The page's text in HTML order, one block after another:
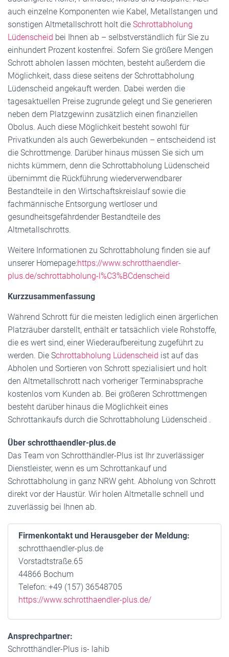
auch einzelne Komponenten wie Kabel, Metallstangen und
sonstigen Altmetallschrott holt die Schrottabholung
Lüdenscheid bei Ihnen ab – selbstverständlich für Sie zu
einhundert Prozent kostenfrei. Sofern Sie größere Mengen
Schrott abholen lassen möchten, besteht außerdem die
Möglichkeit, dass diese seitens der Schrottabholung
Lüdenscheid angekauft werden. Dabei werden die
tagesaktuellen Preise zugrunde gelegt und Sie generieren
neben dem Platzgewinn zusätzlich einen finanziellen
Obolus. Auch diese Möglichkeit besteht sowohl für
Privatkunden als auch Gewerbekunden – entscheidend ist
die Schrottmenge. Darüber hinaus müssen Sie sich um
nichts kümmern, denn die Schrottabholung Lüdenscheid
übernimmt die Rückführung wiederverwendbarer
Bestandteile in den Wirtschaftskreislauf sowie die
fachmännische Entsorgung wertloser und
gesundheitsgefährdender Bestandteile des
Altmetallschrotts.
Weitere Informationen zu Schrottabholung finden sie auf
unserer Homepage:https://www.schrotthaendler-
plus.de/schrottabholung-l%C3%BCdenscheid
Kurzzusammenfassung
Während Schrott für die meisten lediglich einen ärgerlichen
Platzräuber darstellt, enthält er tatsächlich viele Rohstoffe,
die es wert sind, einer Wiederaufbereitung zugeführt zu
werden. Die Schrottabholung Lüdenscheid ist auf das
Abholen und Sortieren von Schrott spezialisiert und holt
den Altmetallschrott nach vorheriger Terminabsprache
kostenlos vom Kunden ab. Bei größeren Schrottmengen
besteht darüber hinaus die Möglichkeit eines
Schrottankaufs durch die Schrottabholung Lüdenscheid .
Über schrotthaendler-plus.de
Das Team von Schrotthändler-Plus ist Ihr zuverlässiger
Dienstleister, wenn es um Schrottankauf und
Schrottabholung in ganz NRW geht. Abholung von Schrott
direkt vor der Haustür. Wir holen Altmetalle schnell und
zuverlässig bei Ihnen ab.
Firmenkontakt und Herausgeber der Meldung:
schrotthaendler-plus.de
Vorstadtstraße.65
44866 Bochum
Telefon: +49 (157) 36548705
https://www.schrotthaendler-plus.de/
Ansprechpartner:
Schrotthändler-Plus is- lahib